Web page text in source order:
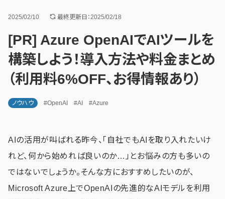
2025/02/10 最終更新日：2025/02/18
[PR] Azure OpenAIでAIツールを
構築しよう！導入方法や料金まとめ
（利用料6%OFF、お得情報あり）
ノウハウ #OpenAI #AI #Azure
AIの活用が叫ばれる昨今、「自社でもAIを取り入れたいけ
れど、何から始めれば良いのか…」とお悩みの方も多いの
ではないでしょうか。そんな方におすすめしたいのが、
Microsoft Azure上でOpenAIの先進的なAIモデルを利用